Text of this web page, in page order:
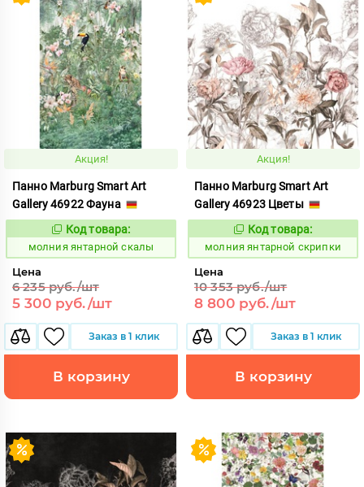
Акция!
Панно Marburg Smart Art
Gallery 46922 Фауна
1015466
Код товара:
молния янтарной скалы
Цена
6 235 руб./шт
5 300 руб./шт
Заказ в 1 клик
В корзину
Акция!
Панно Marburg Smart Art
Gallery 46923 Цветы
1015467
Код товара:
молния янтарной скрипки
Цена
10 353 руб./шт
8 800 руб./шт
Заказ в 1 клик
В корзину